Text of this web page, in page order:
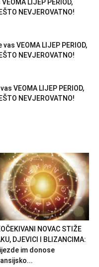
LIJEP PERIOD,
NEVJEROVATNO!
VEOMA LIJEP PERIOD,
NEVJEROVATNO!
VEOMA LIJEP PERIOD,
NEVJEROVATNO!
NOVAC STIŽE
DJEVICI I BLIZANCIMA:
im donose